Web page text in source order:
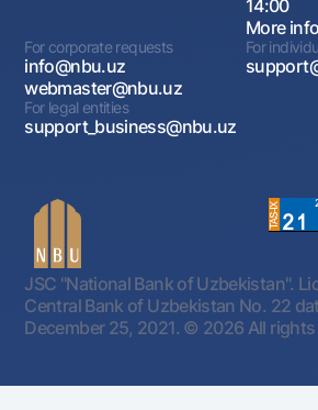
14:00
More
For corporate requests
info@nbu.uz
webmaster@nbu.uz
For
For legal entities
support_business@nbu.uz
JSC "National Bank of Uzbekistan".
Central Bank of Uzbekistan No. 22
December 25, 2021. © 2026 All rights